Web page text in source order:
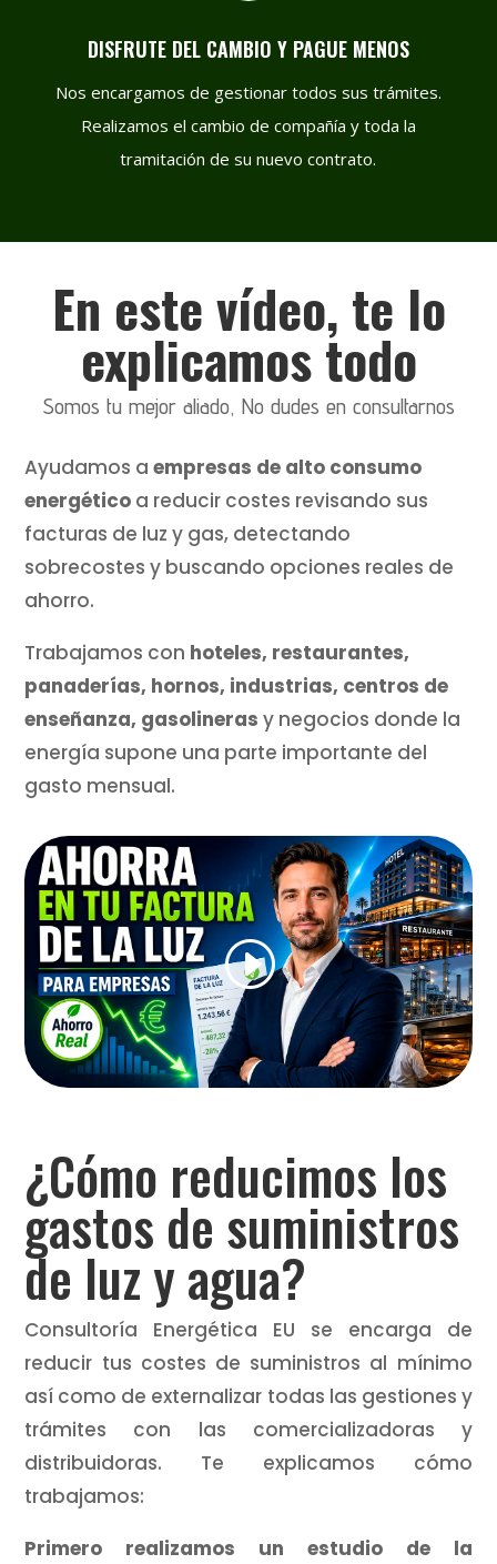
DISFRUTE DEL CAMBIO Y PAGUE MENOS
Nos encargamos de gestionar todos sus trámites.
Realizamos el cambio de compañía y toda la
tramitación de su nuevo contrato.
En este vídeo, te lo
explicamos todo
Somos tu mejor aliado, No dudes en consultarnos
Ayudamos aempresas de alto consumo
energético a reducir costes revisando sus
facturas de luz y gas, detectando
sobrecostes y buscando opciones reales de
ahorro.
Trabajamos con hoteles, restaurantes,
panaderías, hornos, industrias, centros de
enseñanza, gasolineras y negocios donde la
energía supone una parte importante del
gasto mensual.
¿Cómo reducimos los
gastos de suministros
de luz y agua?
Consultoría Energética EU se encarga de
reducir tus costes de suministros al mínimo
así como de externalizar todas las gestiones y
trámites con las comercializadoras y
distribuidoras. Te explicamos cómo
trabajamos:
Primero realizamos un estudio de la